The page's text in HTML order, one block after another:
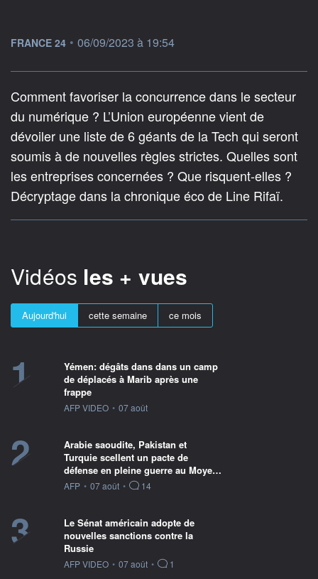
information fournie par
FRANCE 24 • 06/09/2023 à 19:54
Comment favoriser la concurrence dans le secteur
du numérique ? L’Union européenne vient de
dévoiler une liste de 6 géants de la Tech qui seront
soumis à de nouvelles règles strictes. Quelles sont
les entreprises concernées ? Que risquent-elles ?
Décryptage dans la chronique éco de Line Rifaï.
Vidéos les + vues
Aujourd'hui cette semaine ce mois
1
Yémen: dégâts dans dans un camp
de déplacés à Marib après une
frappe
information fournie par
AFP VIDEO • 07 août
2
Arabie saoudite, Pakistan et
Turquie scellent un pacte de
défense en pleine guerre au Moye…
information fournie par
AFP • 07 août • 14
3
Le Sénat américain adopte de
nouvelles sanctions contre la
Russie
information fournie par
AFP VIDEO • 07 août • 1